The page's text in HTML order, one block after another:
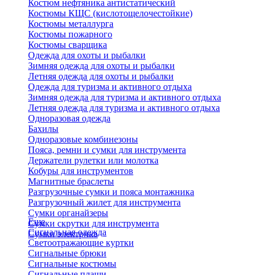
Костюм нефтяника антистатический
Костюмы КЩС (кислотощелочестойкие)
Костюмы металлурга
Костюмы пожарного
Костюмы сварщика
Одежда для охоты и рыбалки
Зимняя одежда для охоты и рыбалки
Летняя одежда для охоты и рыбалки
Одежда для туризма и активного отдыха
Зимняя одежда для туризма и активного отдыха
Летняя одежда для туризма и активного отдыха
Одноразовая одежда
Бахилы
Одноразовые комбинезоны
Пояса, ремни и сумки для инструмента
Держатели рулетки или молотка
Кобуры для инструментов
Магнитные браслеты
Разгрузочные сумки и пояса монтажника
Разгрузочный жилет для инструмента
Сумки органайзеры
Сумки скрутки для инструмента
Сумки электрика
Еще
Сигнальная одежда
Светоотражающие куртки
Сигнальные брюки
Сигнальные костюмы